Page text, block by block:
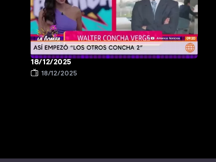
18/12/2025
18/12/2025